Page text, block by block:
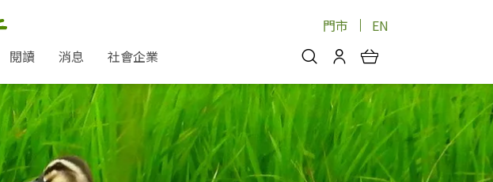
門市 EN
你好，歡迎光臨！
會員中心
我的優惠券
養身保健
保健食品
養身食品/飲品
安心蔬果
蔬果箱/禮盒
芽菜/菇
新體驗
閱讀
里仁為美刊物
消息
導
食
動
社會企業
才招募 門市資訊